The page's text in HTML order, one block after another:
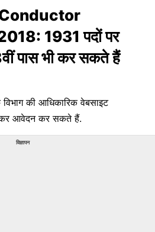
1931 पदों पर
पास भी कर सकते हैं
की आधिकारिक वेबसाइट
आवेदन कर सकते हैं.
विज्ञापन